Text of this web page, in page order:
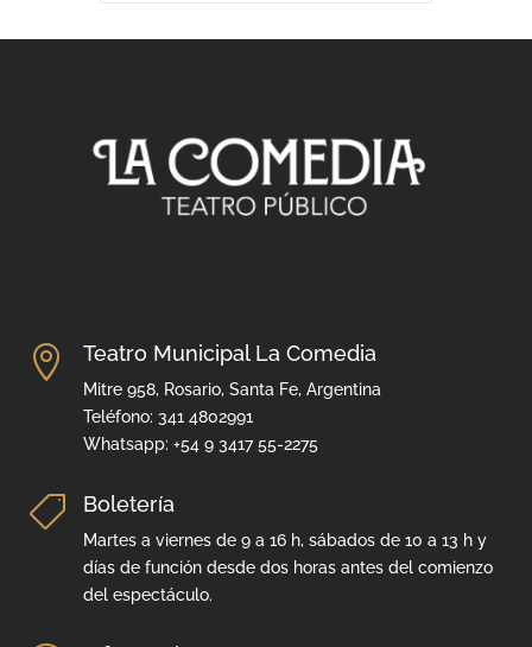
 Teatro Municipal La Comedia
Mitre 958, Rosario, Santa Fe, Argentina
Teléfono: 341 4802991
Whatsapp: +54 9 3417 55-2275
 Boletería
Martes a viernes de 9 a 16 h, sábados de 10 a 13 h y
días de función desde dos horas antes del comienzo
del espectáculo.